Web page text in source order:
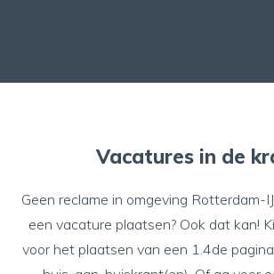
Vacatures in de
Geen reclame in omgeving Rotterdam-
een vacature plaatsen? Ook dat kan!
voor het plaatsen van een 1.4de